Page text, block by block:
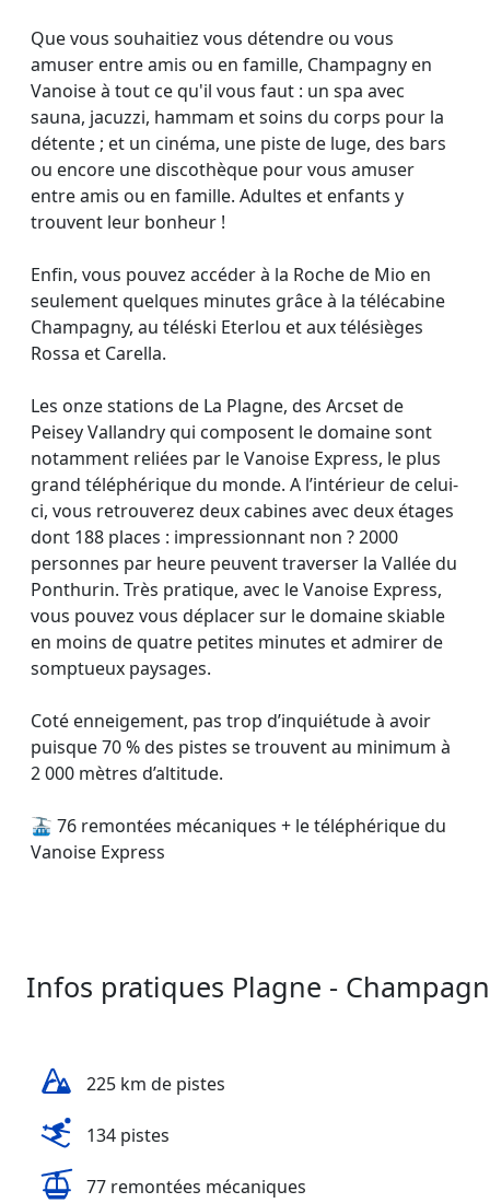
Que vous souhaitiez vous détendre ou vous
amuser entre amis ou en famille, Champagny en
Vanoise à tout ce qu'il vous faut : un spa avec
sauna, jacuzzi, hammam et soins du corps pour la
détente ; et un cinéma, une piste de luge, des bars
ou encore une discothèque pour vous amuser
entre amis ou en famille. Adultes et enfants y
trouvent leur bonheur !
Enfin, vous pouvez accéder à la Roche de Mio en
seulement quelques minutes grâce à la télécabine
Champagny, au téléski Eterlou et aux télésièges
Rossa et Carella.
Les onze stations de La Plagne, des Arcset de
Peisey Vallandry qui composent le domaine sont
notamment reliées par le Vanoise Express, le plus
grand téléphérique du monde. A l’intérieur de celui-
ci, vous retrouverez deux cabines avec deux étages
dont 188 places : impressionnant non ? 2000
personnes par heure peuvent traverser la Vallée du
Ponthurin. Très pratique, avec le Vanoise Express,
vous pouvez vous déplacer sur le domaine skiable
en moins de quatre petites minutes et admirer de
somptueux paysages.
Coté enneigement, pas trop d’inquiétude à avoir
puisque 70 % des pistes se trouvent au minimum à
2 000 mètres d’altitude.
🚠 76 remontées mécaniques + le téléphérique du
Vanoise Express
Infos pratiques Plagne -
225 km de pistes
134 pistes
77 remontées mécaniques